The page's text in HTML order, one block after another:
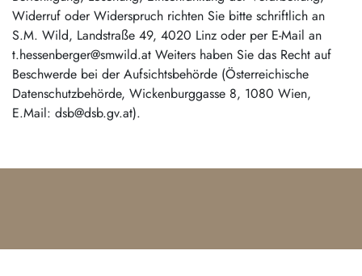
Widerruf oder Widerspruch richten Sie bitte schriftlich an
S.M. Wild, Landstraße 49, 4020 Linz oder per E-Mail an
t.hessenberger@smwild.at Weiters haben Sie das Recht auf
Beschwerde bei der Aufsichtsbehörde (Österreichische
Datenschutzbehörde, Wickenburggasse 8, 1080 Wien,
E.Mail: dsb@dsb.gv.at).